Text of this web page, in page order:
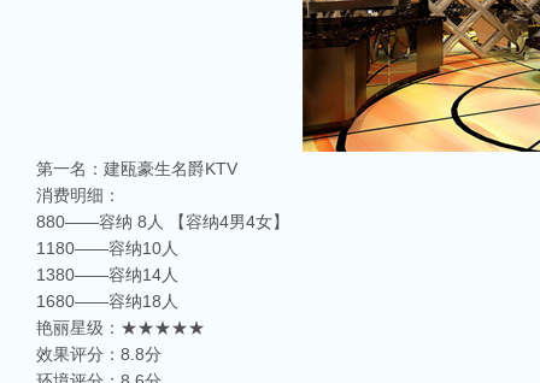
第一名：建瓯豪生名爵KTV
消费明细：
880——容纳 8人 【容纳4男4女】
1180——容纳10人
1380——容纳14人
1680——容纳18人
艳丽星级：★★★★★
效果评分：8.8分